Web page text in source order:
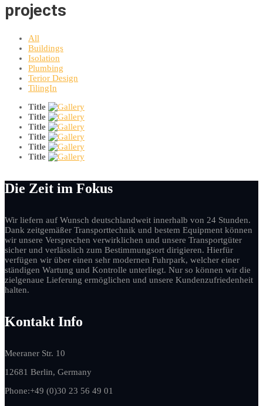
projects
All
Buildings
Isolation
Plumbing
Terior Design
TilingIn
Title
Title
Title
Title
Title
Title
Die Zeit im Fokus
Wir liefern auf Wunsch deutschlandweit innerhalb von 24 Stunden.
Dank zeitgemäßer Transporttechnik und bestem Equipment können
wir unsere Versprechen verwirklichen und unsere Transportgüter
sicher und verlässlich zum Bestimmungsort dirigieren. Hierfür
verfügen wir über einen sehr modernen Fuhrpark, welcher einer
ständigen Wartung und Kontrolle unterliegt. Nur so können wir die
zielgenaue Lieferung ermöglichen und unsere Kundenzufriedenheit
halten.
Kontakt Info
Meeraner Str. 10
12681 Berlin, Germany
Phone:+49 (0)30 23 56 49 01